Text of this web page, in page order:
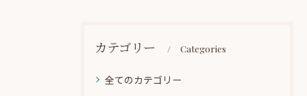
カテゴリー Categories
全てのカテゴリー